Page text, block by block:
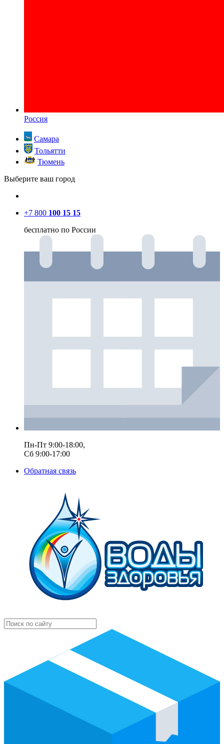
Россия
Самара
Тольятти
Тюмень
Выберите ваш город
+7 800 100 15 15
бесплатно по России
Пн-Пт 9:00-18:00,
Сб 9:00-17:00
Обратная связь